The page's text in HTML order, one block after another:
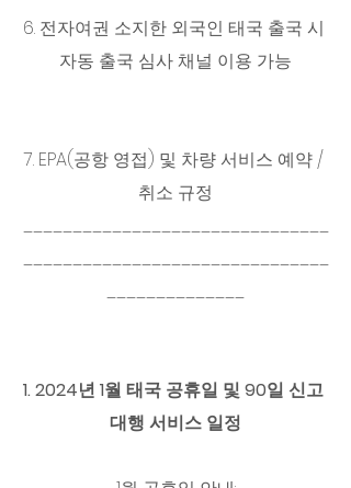
6. 전자여권 소지한 외국인 태국 출국 시
자동 출국 심사 채널 이용 가능
7. EPA(공항 영접) 및 차량 서비스 예약 /
취소 규정
_______________________________
_______________________________
______________
1. 2024년 1월 태국 공휴일 및 90일 신고
대행 서비스 일정